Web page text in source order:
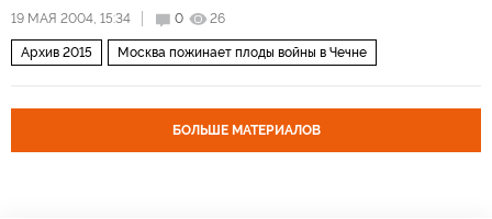
19 МАЯ 2004, 15:34 0 26
Архив 2015 Москва пожинает плоды войны в Чечне
БОЛЬШЕ МАТЕРИАЛОВ